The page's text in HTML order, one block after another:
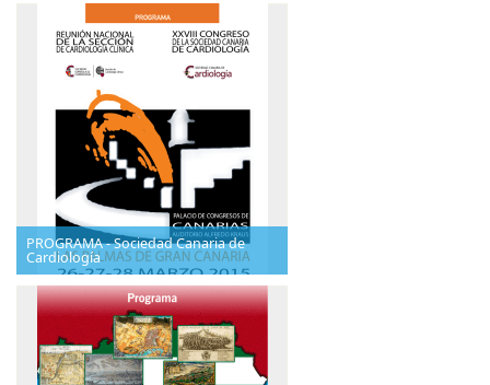
PROGRAMA - Sociedad Canaria de
Cardiología